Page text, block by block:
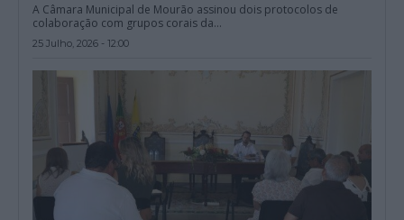
A Câmara Municipal de Mourão assinou dois protocolos de
colaboração com grupos corais da...
25 Julho, 2026 - 12:00